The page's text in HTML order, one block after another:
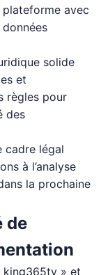
avec
solide
et
règles pour
des
cadre légal
à l’analyse
la prochaine
de
king365tv » et